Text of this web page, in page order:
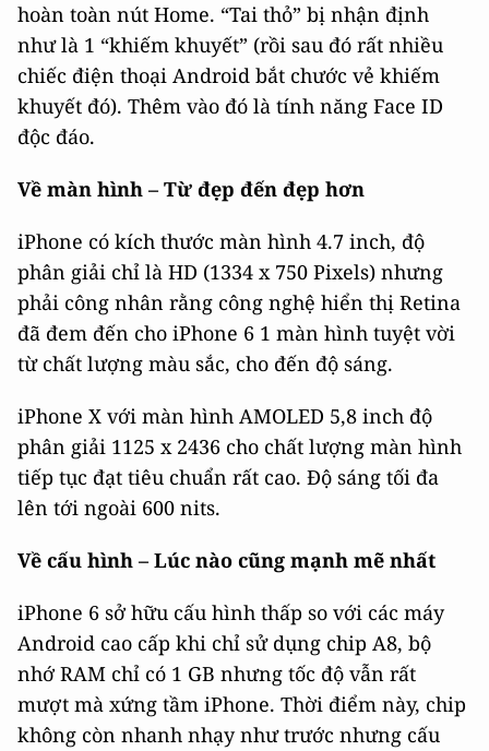
hoàn toàn nút Home. “Tai thỏ” bị nhận định
như là 1 “khiếm khuyết” (rồi sau đó rất nhiều
chiếc điện thoại Android bắt chước vẻ khiếm
khuyết đó). Thêm vào đó là tính năng Face ID
độc đáo.
Về màn hình – Từ đẹp đến đẹp hơn
iPhone có kích thước màn hình 4.7 inch, độ
phân giải chỉ là HD (1334 x 750 Pixels) nhưng
phải công nhân rằng công nghệ hiển thị Retina
đã đem đến cho iPhone 6 1 màn hình tuyệt vời
từ chất lượng màu sắc, cho đến độ sáng.
iPhone X với màn hình AMOLED 5,8 inch độ
phân giải 1125 x 2436 cho chất lượng màn hình
tiếp tục đạt tiêu chuẩn rất cao. Độ sáng tối đa
lên tới ngoài 600 nits.
Về cấu hình – Lúc nào cũng mạnh mẽ nhất
iPhone 6 sở hữu cấu hình thấp so với các máy
Android cao cấp khi chỉ sử dụng chip A8, bộ
nhớ RAM chỉ có 1 GB nhưng tốc độ vẫn rất
mượt mà xứng tầm iPhone. Thời điểm này, chip
không còn nhanh nhạy như trước nhưng cấu